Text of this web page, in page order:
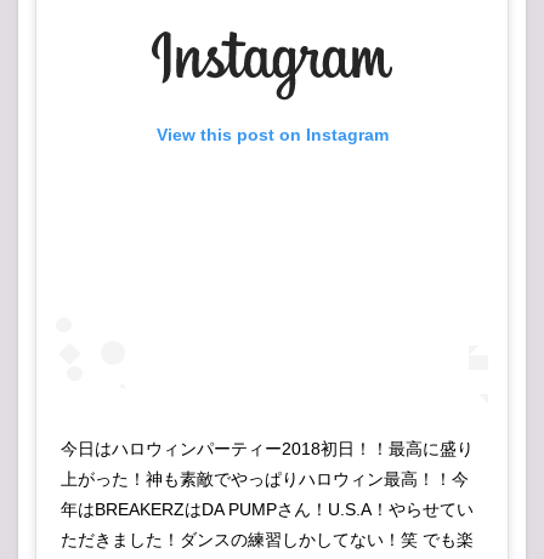
View this post on Instagram
‪今日はハロウィンパーティー2018初日！！‬最高に盛り
上がった！‬神も素敵で‬やっぱりハロウィン最高！！今
年はBREAKERZは‬DA PUMPさん！‬U.S.A！やらせてい
ただきました！‬ダンスの練習しかしてない！笑‬ でも楽